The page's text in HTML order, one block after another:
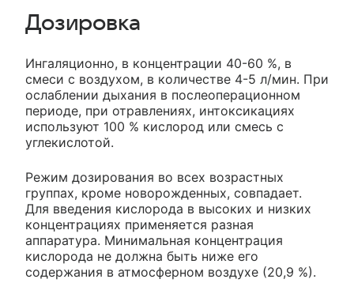
Дозировка
Ингаляционно, в концентрации 40-60 %, в
смеси с воздухом, в количестве 4-5 л/мин. При
ослаблении дыхания в послеоперационном
периоде, при отравлениях, интоксикациях
используют 100 % кислород или смесь с
углекислотой.
Режим дозирования во всех возрастных
группах, кроме новорожденных, совпадает.
Для введения кислорода в высоких и низких
концентрациях применяется разная
аппаратура. Минимальная концентрация
кислорода не должна быть ниже его
содержания в атмосферном воздухе (20,9 %).